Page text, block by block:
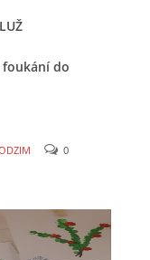
DO ZŠ
do
0